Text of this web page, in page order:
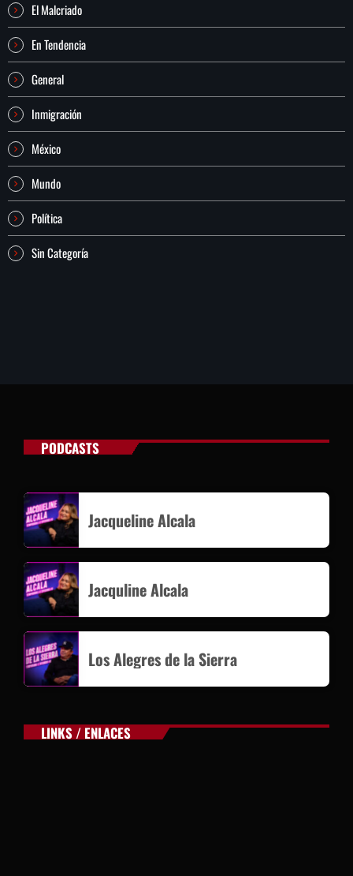
El Malcriado
En Tendencia
General
Inmigración
México
Mundo
Política
Sin Categoría
PODCASTS
Jacqueline Alcala
Jacquline Alcala
Los Alegres de la Sierra
LINKS / ENLACES